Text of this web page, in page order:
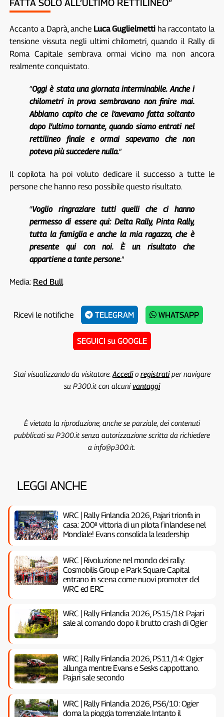
FATTA SOLO ALL’ULTIMO RETTILINEO”
Accanto a Daprà, anche Luca Guglielmetti ha raccontato la
tensione vissuta negli ultimi chilometri, quando il Rally di
Roma Capitale sembrava ormai vicino ma non ancora
realmente conquistato.
“Oggi è stata una giornata interminabile. Anche i
chilometri in prova sembravano non finire mai.
Abbiamo capito che ce l’avevamo fatta soltanto
dopo l’ultimo tornante, quando siamo entrati nel
rettilineo finale e ormai sapevamo che non
poteva più succedere nulla.”
Il copilota ha poi voluto dedicare il successo a tutte le
persone che hanno reso possibile questo risultato.
“Voglio ringraziare tutti quelli che ci hanno
permesso di essere qui: Delta Rally, Pinta Rally,
tutta la famiglia e anche la mia ragazza, che è
presente qui con noi. È un risultato che
appartiene a tante persone.”
Media: Red Bull
Ricevi le notifiche TELEGRAM WHATSAPP
SEGUICI su GOOGLE
Stai visualizzando da visitatore. Accedio registratiper navigare
su P300.it con alcunivantaggi
È vietata la riproduzione, anche se parziale, dei contenuti
pubblicati su P300.it senza autorizzazione scritta da richiedere
a info@p300.it.
LEGGI ANCHE
WRC | Rally Finlandia 2026, Pajari trionfa in
casa: 200ª vittoria di un pilota finlandese nel
Mondiale! Evans consolida la leadership
WRC | Rivoluzione nel mondo dei rally:
Cosmobilis Group e Park Square Capital
entrano in scena come nuovi promoter del
WRC ed ERC
WRC | Rally Finlandia 2026, PS15/18: Pajari
sale al comando dopo il brutto crash di Ogier
WRC | Rally Finlandia 2026, PS11/14: Ogier
allunga mentre Evans e Sesks cappottano.
Pajari sale secondo
WRC | Rally Finlandia 2026, PS6/10: Ogier
doma la pioggia torrenziale. Intanto il